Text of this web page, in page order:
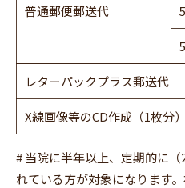
普通郵便郵送代
レターパックプラス郵送代
X線画像等のCD作成（1枚分）
# 当院に半年以上、定期的に
れている方が対象になります